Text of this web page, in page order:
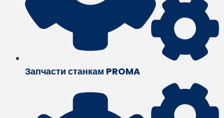
Запчасти станкам PROMA